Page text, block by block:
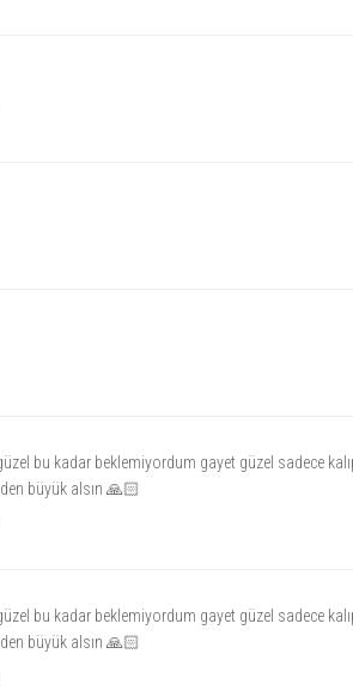
bu kadar beklemiyordum gayet güzel sadece
büyük alsın 🙏🏻
bu kadar beklemiyordum gayet güzel sadece
büyük alsın 🙏🏻